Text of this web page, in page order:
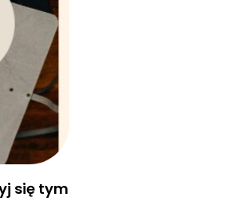
się tym